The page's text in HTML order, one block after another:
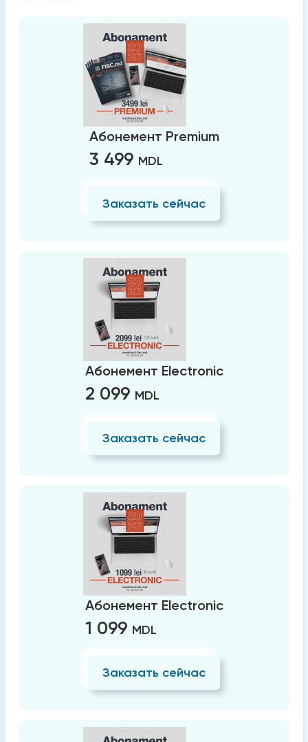
Абонемент Premium
3 499 MDL
Заказать сейчас
Абонемент Electronic
2 099 MDL
Заказать сейчас
Абонемент Electronic
1 099 MDL
Заказать сейчас